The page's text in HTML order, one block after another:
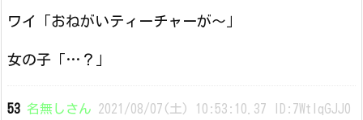
ワイ「おねがいティーチャーが〜」
女の子「…？」
53 名無しさん 2021/08/07(土) 10:53:10.37 ID:7WtlqGJJ0